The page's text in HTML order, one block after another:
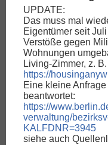
UPDATE:
Das muss mal
Eigentümer seit
Verstöße gegen
Wohnungen
Living-Zimmer, z.
https://
Eine kleine
beantwortet:
https://
verwaltung/
KALFDNR=3945
siehe auch